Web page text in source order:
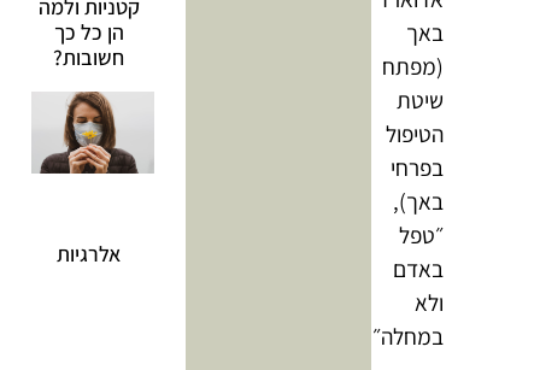
באך
(מפתח
שיטת
הטיפול
בפרחי
באך),
״טפל
באדם
ולא
במחלה״.
קטניות ולמה
הן כל כך
חשובות?
אלרגיות